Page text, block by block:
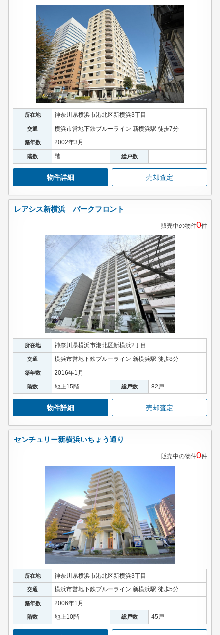
所在地 神奈川県横浜市港北区新横浜3丁目
交通 横浜市営地下鉄ブルーライン 新横浜駅 徒歩7分
築年数 2002年3月
階数 階 総戸数
物件詳細 売却査定
レアシス新横浜 パークフロント
販売中の物件0件
所在地 神奈川県横浜市港北区新横浜2丁目
交通 横浜市営地下鉄ブルーライン 新横浜駅 徒歩8分
築年数 2016年1月
階数 地上15階 総戸数 82戸
物件詳細 売却査定
センチュリー新横浜いちょう通り
販売中の物件0件
所在地 神奈川県横浜市港北区新横浜3丁目
交通 横浜市営地下鉄ブルーライン 新横浜駅 徒歩5分
築年数 2006年1月
階数 地上10階 総戸数 45戸